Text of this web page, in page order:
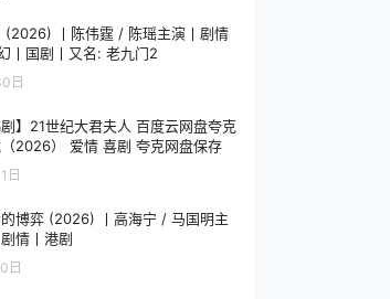
(2026) 丨陈伟霆 / 陈瑶主演丨剧情
丨国剧丨又名: 老九门2
日
剧】21世纪大君夫人 百度云网盘夸克
2026） 爱情 喜剧 夸克网盘保存
日
博弈 (2026) 丨高海宁 / 马国明主
情丨港剧
日